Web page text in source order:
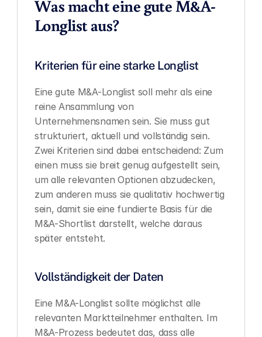
Was macht eine gute M&A-
Longlist aus?
Kriterien für eine starke Longlist
Eine gute M&A-Longlist soll mehr als eine
reine Ansammlung von
Unternehmensnamen sein. Sie muss gut
strukturiert, aktuell und vollständig sein.
Zwei Kriterien sind dabei entscheidend: Zum
einen muss sie breit genug aufgestellt sein,
um alle relevanten Optionen abzudecken,
zum anderen muss sie qualitativ hochwertig
sein, damit sie eine fundierte Basis für die
M&A-Shortlist darstellt, welche daraus
später entsteht.
Vollständigkeit der Daten
Eine M&A-Longlist sollte möglichst alle
relevanten Marktteilnehmer enthalten. Im
M&A-Prozess bedeutet das, dass alle